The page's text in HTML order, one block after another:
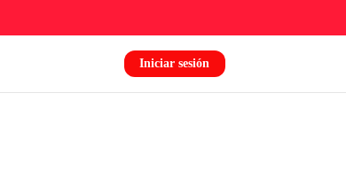
Iniciar sesión